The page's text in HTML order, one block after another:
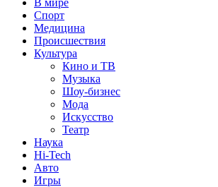
В мире
Спорт
Медицина
Происшествия
Культура
Кино и ТВ
Музыка
Шоу-бизнес
Мода
Искусство
Театр
Наука
Hi-Tech
Авто
Игры